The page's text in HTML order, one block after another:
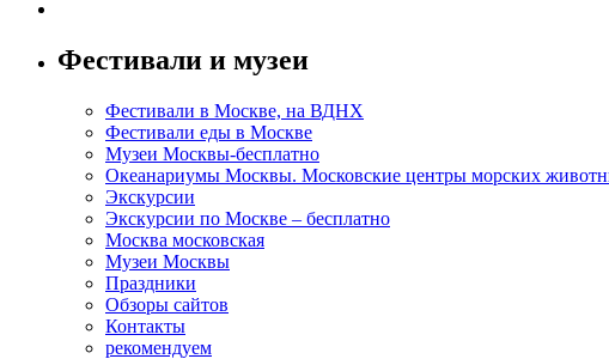
Фестивали и музеи
Фестивали в Москве, на ВДНХ
Фестивали еды в Москве
Музеи Москвы-бесплатно
Океанариумы Москвы. Московские центры морских
Экскурсии
Экскурсии по Москве – бесплатно
Москва московская
Музеи Москвы
Праздники
Обзоры сайтов
Контакты
рекомендуем